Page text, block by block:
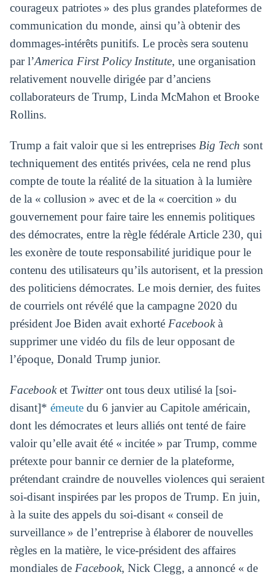
courageux patriotes » des plus grandes plateformes de
communication du monde, ainsi qu’à obtenir des
dommages-intérêts punitifs. Le procès sera soutenu
par l’America First Policy Institute, une organisation
relativement nouvelle dirigée par d’anciens
collaborateurs de Trump, Linda McMahon et Brooke
Rollins.
Trump a fait valoir que si les entreprises Big Tech sont
techniquement des entités privées, cela ne rend plus
compte de toute la réalité de la situation à la lumière
de la « collusion » avec et de la « coercition » du
gouvernement pour faire taire les ennemis politiques
des démocrates, entre la règle fédérale Article 230, qui
les exonère de toute responsabilité juridique pour le
contenu des utilisateurs qu’ils autorisent, et la pression
des politiciens démocrates. Le mois dernier, des fuites
de courriels ont révélé que la campagne 2020 du
président Joe Biden avait exhorté Facebookà
supprimer une vidéo du fils de leur opposant de
l’époque, Donald Trump junior.
Facebooket Twitteront tous deux utilisé la [soi-
disant]* émeutedu 6 janvier au Capitole américain,
dont les démocrates et leurs alliés ont tenté de faire
valoir qu’elle avait été « incitée » par Trump, comme
prétexte pour bannir ce dernier de la plateforme,
prétendant craindre de nouvelles violences qui seraient
soi-disant inspirées par les propos de Trump. En juin,
à la suite des appels du soi-disant « conseil de
surveillance » de l’entreprise à élaborer de nouvelles
règles en la matière, le vice-président des affaires
mondiales de Facebook, Nick Clegg, a annoncé « de